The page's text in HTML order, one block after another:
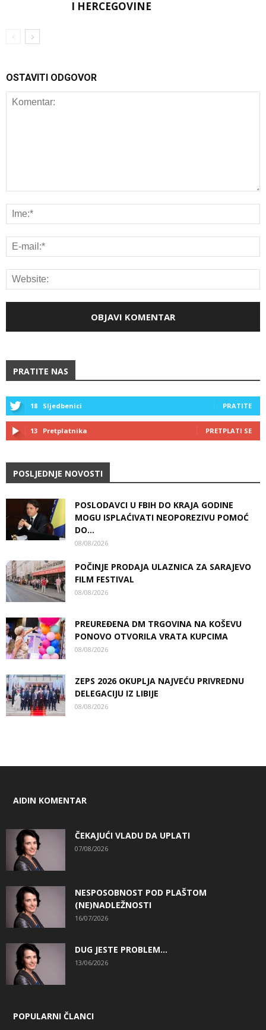
I HERCEGOVINE
OSTAVITI ODGOVOR
PRATITE NAS
18 Sljedbenici PRATITE
13 Pretplatnika PRETPLATI SE
POSLJEDNJE NOVOSTI
POSLODAVCI U FBIH DO KRAJA GODINE
MOGU ISPLAĆIVATI NEOPOREZIVU POMOĆ
DO...
08/08/2026
POČINJE PRODAJA ULAZNICA ZA SARAJEVO
FILM FESTIVAL
08/08/2026
PREUREĐENA DM TRGOVINA NA KOŠEVU
PONOVO OTVORILA VRATA KUPCIMA
08/08/2026
ZEPS 2026 OKUPLJA NAJVEĆU PRIVREDNU
DELEGACIJU IZ LIBIJE
08/08/2026
AIDIN KOMENTAR
ČEKAJUĆI VLADU DA UPLATI
07/08/2026
NESPOSOBNOST POD PLAŠTOM
(NE)NADLEŽNOSTI
16/07/2026
DUG JESTE PROBLEM…
13/06/2026
POPULARNI ČLANCI